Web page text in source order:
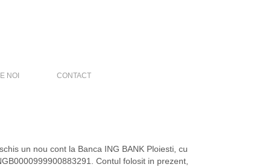
NOI CONTACT
un nou cont la Banca ING BANK Ploiesti, cu
Contul folosit in prezent,